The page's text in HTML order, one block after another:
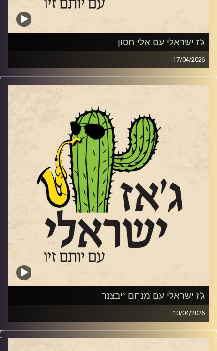
ג'ז ישראלי עם אלי חסון
17/04/2026
החצוצרן והמלחין אלי חסון
שהוציא לפני מספר חודשים את אלבומו השני הוא דמות
ייחודית. לא רק בגלל שהיה בגיל 61 כשאלבום הבכורה יצא,
אלא בגלל הסאונד המיוחד
https://youtu.be/zjgy9Sw0c38?si=rOfYz1h-ZgMlzrax
והבחירות המוזיקליות שלו. שוחחנו איתו באולפן על מוזיקה,
על שקט ועל מה שביניהם
רותם בר-אילן
ג'ז ישראלי עם מנחם זיבצנר
10/04/2026
מנחם זיבצנר,